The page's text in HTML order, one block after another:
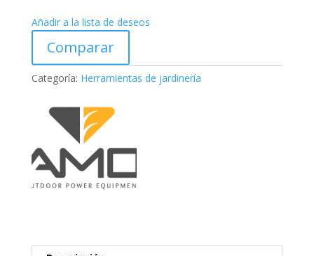
Añadir a la lista de deseos
Comparar
Categoría: Herramientas de jardinería